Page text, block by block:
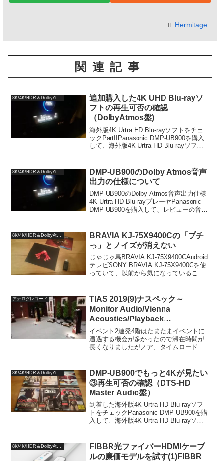
Hermitage
関連記事
8K/4K/HDR＆DolbyAtmos
追加購入した4K UHD Blu-rayソ
フトの再生可否の確認
（DolbyAtmos盤)
海外版4K Urtra HD Blu-rayソフトをチェ
ックPartIIPanasonic DMP-UB900を購入
して、海外版4K Urtra HD Blu-rayソフト
DMP-UB900のDolby Atmos音声
出力の仕様について
DMP-UB900のDolby Atmos音声出力仕様
4K Urtra HD Blu-rayプレーヤPanasonic
DMP-UB900を購入して、レビューの音声
8K/4K/HDR＆DolbyAtmos
BRAVIA KJ-75X9400Cの「プチ
っ」とノイズが消えない
じゃじゃ馬BRAVIA KJ-75X9400CAndroid
テレビSONY BRAVIA KJ-75X9400Cを使
っていて、以前から気になっていること
なんですが…、以...
アナログレコード
TIAS 2019(9)ナスペック～
Monitor Audio/Vienna
Acoustics/Playback
Design/IsoTek/PRIMARE/ROCK
SAN※動画アリ
イベント2連発4階はたまたまイベントに
遭遇する機会が多かったので滞在時間が
長くなりましたがノア、タイムロード、
ているメーカーは人気のあるメーカーが
多いので、聴いてみた...
DMP-UB900でもっと4Kが見たい
③再生可否の確認（DTS-HD
Master Audio盤）
到着した海外版4K Urtra HD Blu-rayソフ
トをチェックPanasonic DMP-UB900を購
入して、海外版4K Urtra HD Blu-rayソフ
FIBBR光ファイバーHDMIケーブ
ルの廉価モデルを試す(1)FIBBR